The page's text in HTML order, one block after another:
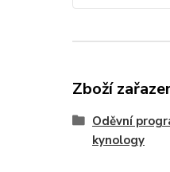
Zboží
Oděvní
kynology